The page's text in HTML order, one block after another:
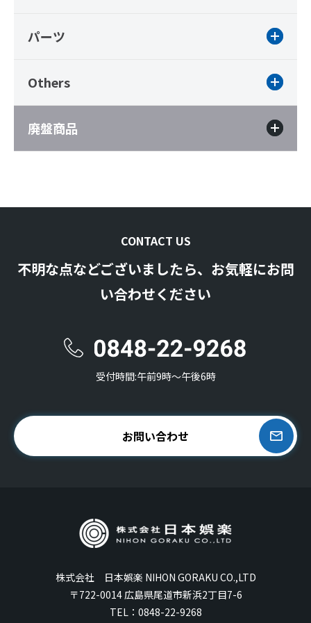
パーツ
Others
廃盤商品
CONTACT US
不明な点などございましたら、お気軽にお問
い合わせください
受付時間:午前9時〜午後6時
お問い合わせ
株式会社 日本娯楽 NIHON GORAKU CO.,LTD
〒722-0014 広島県尾道市新浜2丁目7-6
TEL： 0848-22-9268